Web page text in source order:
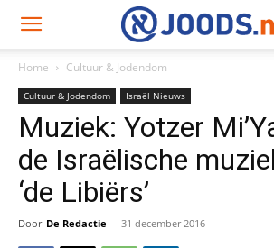
Home Cultuur & Jodendom
Cultuur & Jodendom Israël Nieuws
Muziek: Yotzer
de Israëlische
‘de Libiërs’
Door De Redactie - 31 december 2016